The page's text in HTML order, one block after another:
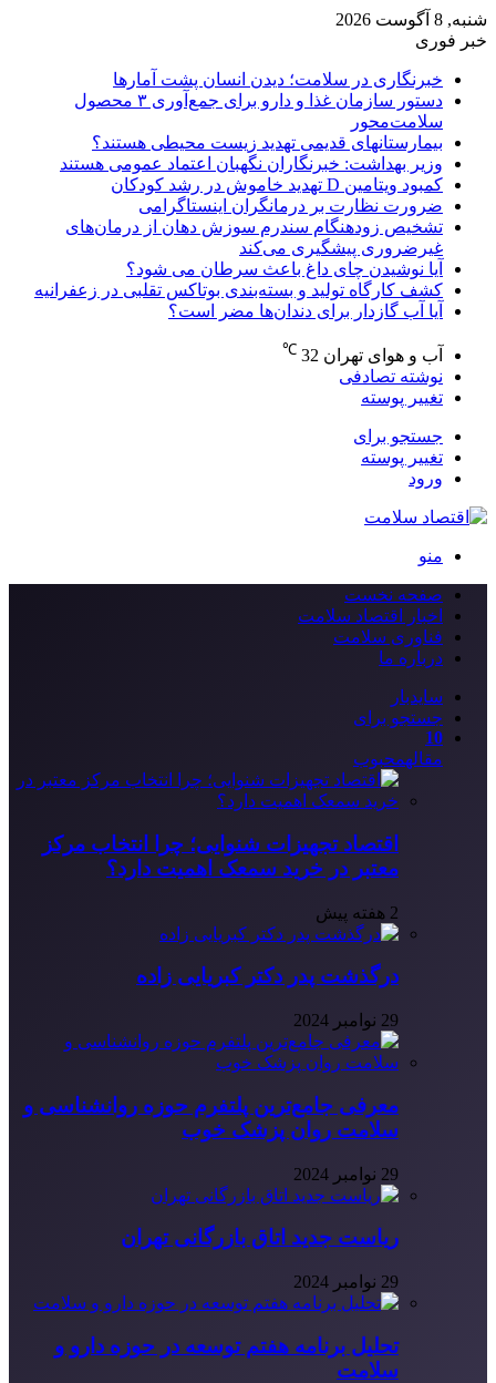
شنبه, 8 آگوست 2026
خبر فوری
خبرنگاری در سلامت؛ دیدن انسان پشت آمارها
دستور سازمان غذا و دارو برای جمع‌آوری ۳ محصول
سلامت‌محور
بیمارستانهای قدیمی تهدید زیست محیطی هستند؟
وزیر بهداشت: خبرنگاران نگهبان اعتماد عمومی هستند
کمبود ویتامین D تهدید خاموش در رشد کودکان
ضرورت نظارت بر درمانگران اینستاگرامی
تشخیص زودهنگام سندرم سوزش دهان از درمان‌های
غیرضروری پیشگیری می‌کند
آیا نوشیدن چای داغ باعث سرطان می شود؟
کشف کارگاه تولید و بسته‌بندی بوتاکس تقلبی در زعفرانیه
آیا آب گازدار برای دندان‌ها مضر است؟
آب و هوای تهران 32
℃
نوشته تصادفی
تغییر پوسته
جستجو برای
تغییر پوسته
ورود
منو
صفحه نخست
اخبار اقتصاد سلامت
فناوری سلامت
درباره ما
سایدبار
جستجو برای
10
مقالهمحبوب
اقتصاد تجهیزات شنوایی؛ چرا انتخاب مرکز
معتبر در خرید سمعک اهمیت دارد؟
2 هفته پیش
درگذشت پدر دکتر کبریایی زاده
29 نوامبر 2024
معرفی جامع‌ترین پلتفرم حوزه روانشناسی و
سلامت روان پزشک خوب
29 نوامبر 2024
ریاست جدید اتاق بازرگانی تهران
29 نوامبر 2024
تحلیل برنامه هفتم توسعه در حوزه دارو و
سلامت